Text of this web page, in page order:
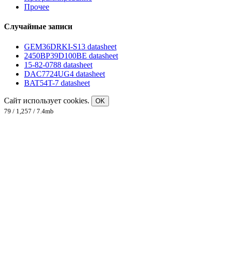
Прочее
Случайные записи
GEM36DRKI-S13 datasheet
2450BP39D100BE datasheet
15-82-0788 datasheet
DAC7724UG4 datasheet
BAT54T-7 datasheet
Сайт использует cookies.
OK
79 / 1,257 / 7.4mb